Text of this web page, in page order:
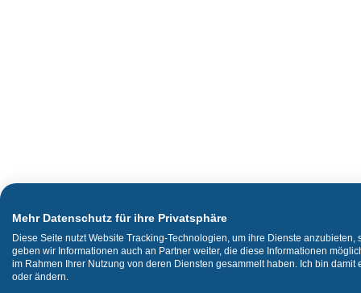
Mehr Datenschutz für ihre Privatsphäre
Diese Seite nutzt Website Tracking-Technologien, um ihre Dienste
geben wir Informationen auch an Partner weiter, die diese Informationen
im Rahmen Ihrer Nutzung von deren Diensten gesammelt haben. Ich bin
oder ändern.